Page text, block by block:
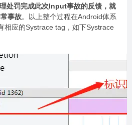
处罚完成此次Input事故的反馈，就
事故。以上整个过程在Android体系
相应的Systrace tag，如下Systrace